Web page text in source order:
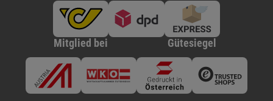
Mitglied bei Gütesiegel